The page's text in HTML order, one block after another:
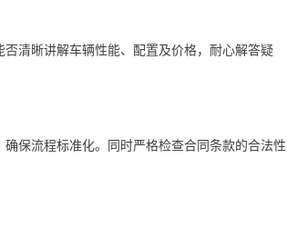
清晰讲解车辆性能、配置及价格，耐心解答疑
保流程标准化。同时严格检查合同条款的合法性